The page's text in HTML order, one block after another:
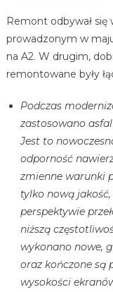
Remont odbywał
prowadzonym w
na A2. W drugim,
remontowane były
Podczas
zastosowano
Jest to
odporność
zmienne warunki
tylko nową jakość,
perspektywie
niższą
wykonano nowe,
oraz kończone są
wysokości